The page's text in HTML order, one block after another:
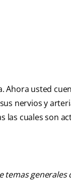
Ahora usted
nervios y
las cuales son